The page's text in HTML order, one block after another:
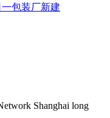
包装厂新建
Shanghai long